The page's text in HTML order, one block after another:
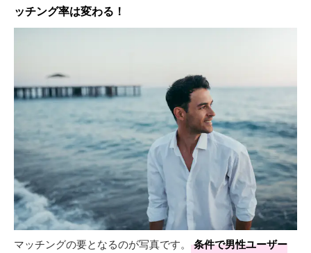
ッチング率は変わる！
マッチングの要となるのが写真です。
条件で男性ユーザー